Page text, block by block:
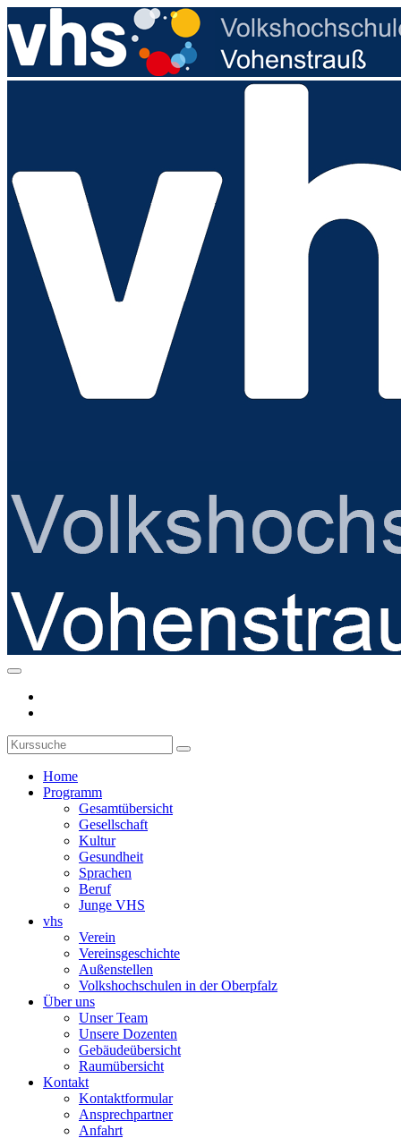
Home
Programm
Gesamtübersicht
Gesellschaft
Kultur
Gesundheit
Sprachen
Beruf
Junge VHS
vhs
Verein
Vereinsgeschichte
Außenstellen
Volkshochschulen in der Oberpfalz
Über uns
Unser Team
Unsere Dozenten
Gebäudeübersicht
Raumübersicht
Kontakt
Kontaktformular
Ansprechpartner
Anfahrt